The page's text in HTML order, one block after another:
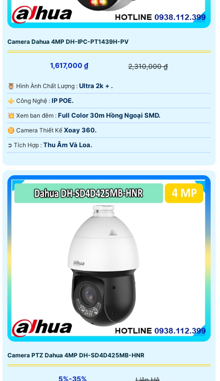
Camera Dahua 4MP DH-IPC-PT1439H-PV
1,617,000 ₫ 2,310,000 ₫
🦉 Hình Ành Chất Lượng : Ultra 2k + .
⚜️ Công Nghệ : IP POE.
💥 Xem ban đêm : Full Color 30m Hồng Ngoại SMD.
♊ Camera Thiết Kế Xoay 360.
️➲ Tích Hợp : Thu Âm Và Loa.
Camera PTZ Dahua 4MP DH-SD4D425MB-HNR
5%-35%